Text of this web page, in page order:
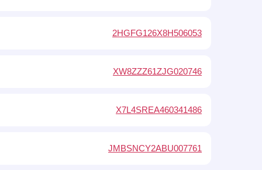
2HGFG126X8H506053
XW8ZZZ61ZJG020746
X7L4SREA460341486
JMBSNCY2ABU007761